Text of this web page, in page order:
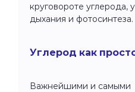
круговороте углерода,
дыхания и фотосинтеза.
Углерод как
Важнейшими и самыми